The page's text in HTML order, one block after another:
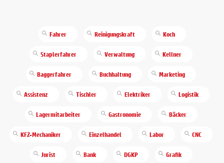
Fahrer Reinigungskraft Koch
Staplerfahrer Verwaltung Kellner
Baggerfahrer Buchhaltung Marketing
Assistenz Tischler Elektriker Logistik
Lagermitarbeiter Gastronomie Bäcker
KFZ-Mechaniker Einzelhandel Labor CNC
Jurist Bank DGKP Grafik